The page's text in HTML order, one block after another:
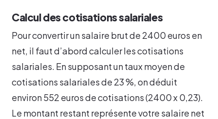
Calcul des cotisations salariales
Pour convertir un salaire brut de 2400 euros en
net, il faut d’abord calculer les cotisations
salariales. En supposant un taux moyen de
cotisations salariales de 23 %, on déduit
environ 552 euros de cotisations (2400 x 0,23).
Le montant restant représente votre salaire net